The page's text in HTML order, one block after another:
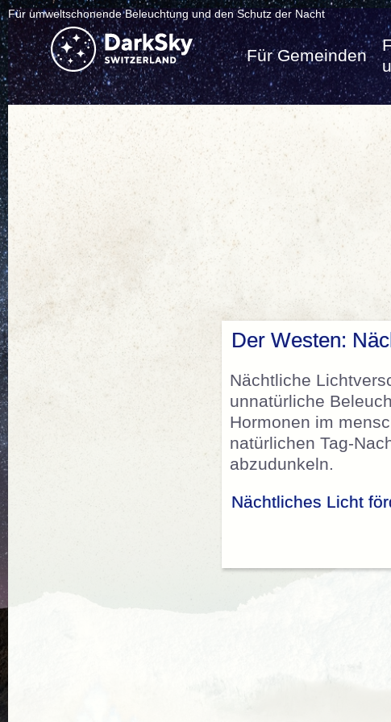
Für umweltschonende Beleuchtung und den Schutz der Nacht
Für Gemeinden
Der Westen:
Nächtliche
unnatürliche
Hormonen im
natürlichen Tag-
abzudunkeln.
Nächtliches Licht